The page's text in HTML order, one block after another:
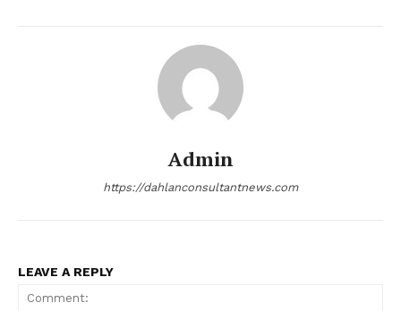
Admin
https://dahlanconsultantnews.com
LEAVE A REPLY